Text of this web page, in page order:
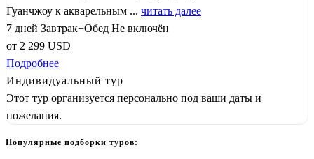
Гуанчжоу к акварельным ... читать далее
7 дней Завтрак+Обед Не включён
от 2 299 USD
Подробнее
Индивидуальный тур
Этот тур организуется персонально под ваши даты и
пожелания.
Популярные подборки туров: